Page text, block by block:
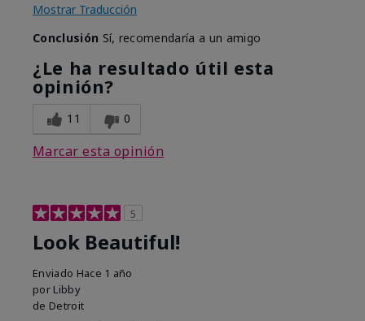
Mostrar Traducción
Conclusión Sí, recomendaría a un amigo
¿Le ha resultado útil esta
opinión?
11 0
Marcar esta opinión
5
Look Beautiful!
Enviado Hace 1 año
por Libby
de Detroit